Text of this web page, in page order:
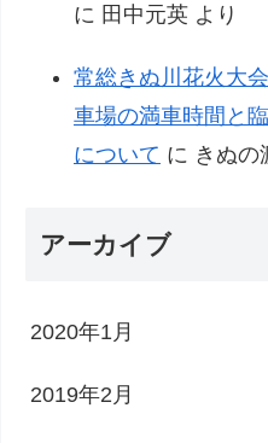
に 田中元英 より
常総きぬ川花火大
車場の満車時間と
について に きぬの
アーカイブ
2020年1月
2019年2月